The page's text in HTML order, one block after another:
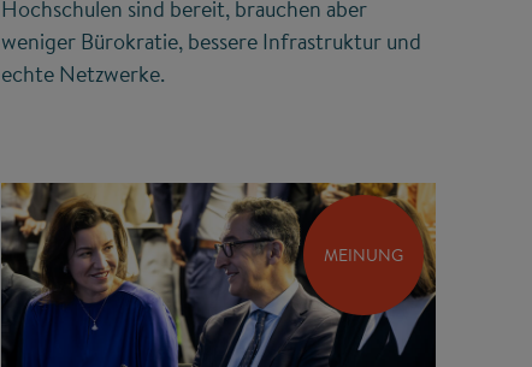
Hochschulen sind bereit, brauchen aber
weniger Bürokratie, bessere Infrastruktur und
echte Netzwerke.
MEINUNG